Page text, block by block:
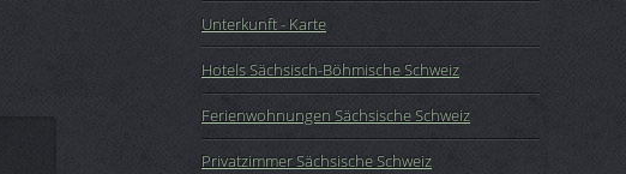
Unterkunft - Karte
Hotels Sächsisch-Böhmische Schweiz
Ferienwohnungen Sächsische Schweiz
Privatzimmer Sächsische Schweiz